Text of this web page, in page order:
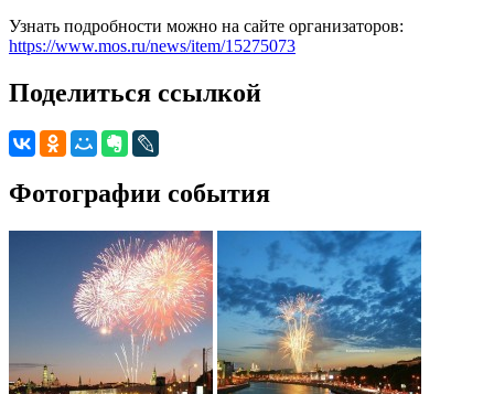
Узнать подробности можно на сайте организаторов:
https://www.mos.ru/news/item/15275073
Поделиться ссылкой
Фотографии события